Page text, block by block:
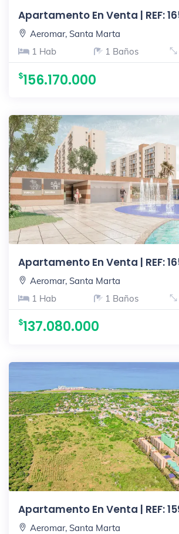
Apartamento En Venta | REF:
Aeromar, Santa Marta
1 Hab
1 Baños
156.170.000
Apartamento En Venta | REF:
Aeromar, Santa Marta
1 Hab
1 Baños
137.080.000
Apartamento En Venta | REF:
Aeromar, Santa Marta